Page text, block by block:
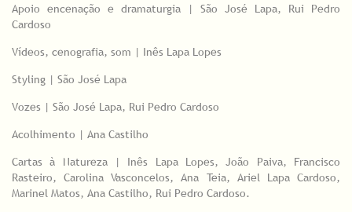
Apoio encenação e dramaturgia | São José Lapa, Rui Pedro
Cardoso
Vídeos, cenografia, som | Inês Lapa Lopes
Styling | São José Lapa
Vozes | São José Lapa, Rui Pedro Cardoso
Acolhimento | Ana Castilho
Cartas à Natureza | Inês Lapa Lopes, João Paiva, Francisco
Rasteiro, Carolina Vasconcelos, Ana Teia, Ariel Lapa Cardoso,
Marinel Matos, Ana Castilho, Rui Pedro Cardoso.